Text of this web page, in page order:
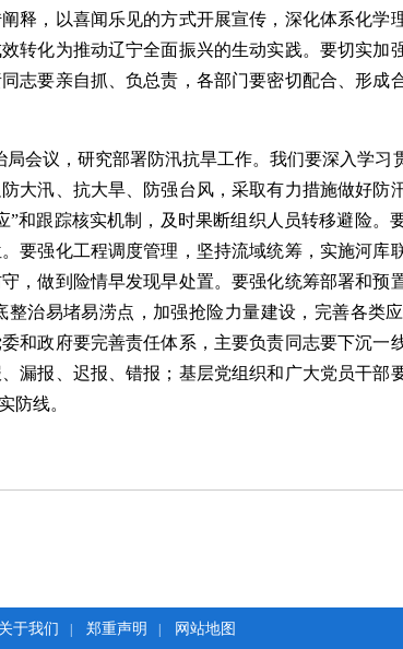
释，以喜闻乐见的方式开展宣传，深化体系化学
转化为推动辽宁全面振兴的生动实践。要切实加
志要亲自抓、负总责，各部门要密切配合、形成
议，研究部署防汛抗旱工作。我们要深入学习
大汛、抗大旱、防强台风，采取有力措施做好防
和跟踪核实机制，及时果断组织人员转移避险。
要强化工程调度管理，坚持流域统筹，实施河库
，做到险情早发现早处置。要强化统筹部署和预
治易堵易涝点，加强抢险力量建设，完善各类
和政府要完善责任体系，主要负责同志要下沉一
漏报、迟报、错报；基层党组织和广大党员干部
防线。
关于我们 郑重声明 网站地图